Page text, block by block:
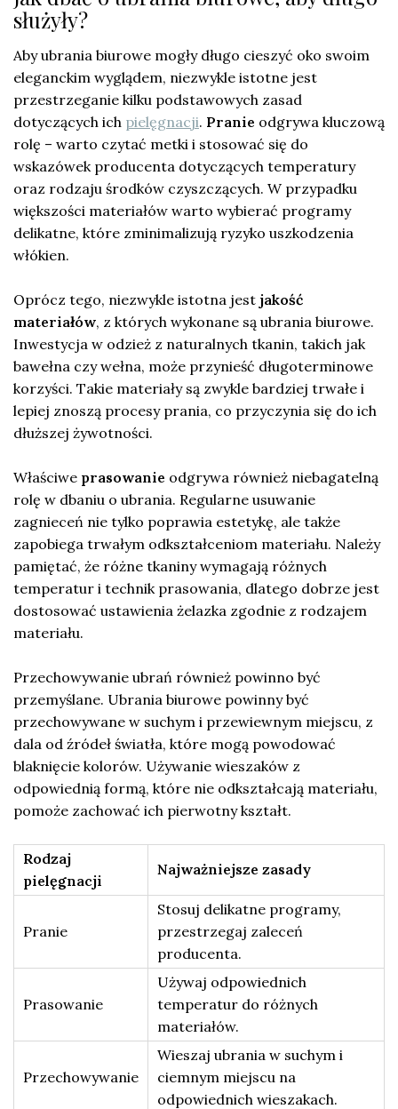
służyły?
Aby ubrania biurowe mogły długo cieszyć oko swoim
eleganckim wyglądem, niezwykle istotne jest
przestrzeganie kilku podstawowych zasad
dotyczących ich pielęgnacji. Pranie odgrywa kluczową
rolę – warto czytać metki i stosować się do
wskazówek producenta dotyczących temperatury
oraz rodzaju środków czyszczących. W przypadku
większości materiałów warto wybierać programy
delikatne, które zminimalizują ryzyko uszkodzenia
włókien.
Oprócz tego, niezwykle istotna jest jakość
materiałów, z których wykonane są ubrania biurowe.
Inwestycja w odzież z naturalnych tkanin, takich jak
bawełna czy wełna, może przynieść długoterminowe
korzyści. Takie materiały są zwykle bardziej trwałe i
lepiej znoszą procesy prania, co przyczynia się do ich
dłuższej żywotności.
Właściwe prasowanie odgrywa również niebagatelną
rolę w dbaniu o ubrania. Regularne usuwanie
zagnieceń nie tylko poprawia estetykę, ale także
zapobiega trwałym odkształceniom materiału. Należy
pamiętać, że różne tkaniny wymagają różnych
temperatur i technik prasowania, dlatego dobrze jest
dostosować ustawienia żelazka zgodnie z rodzajem
materiału.
Przechowywanie ubrań również powinno być
przemyślane. Ubrania biurowe powinny być
przechowywane w suchym i przewiewnym miejscu, z
dala od źródeł światła, które mogą powodować
blaknięcie kolorów. Używanie wieszaków z
odpowiednią formą, które nie odkształcają materiału,
pomoże zachować ich pierwotny kształt.
Rodzaj
pielęgnacji
Najważniejsze zasady
Pranie
Stosuj delikatne programy,
przestrzegaj zaleceń
producenta.
Prasowanie
Używaj odpowiednich
temperatur do różnych
materiałów.
Przechowywanie
Wieszaj ubrania w suchym i
ciemnym miejscu na
odpowiednich wieszakach.